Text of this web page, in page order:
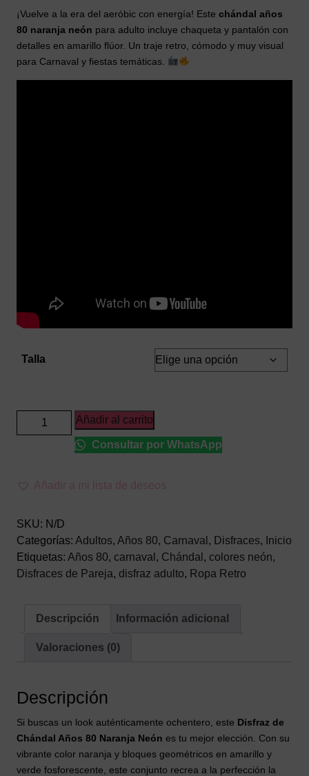
¡Vuelve a la era del aeróbic con energía! Este chándal años
80 naranja neón para adulto incluye chaqueta y pantalón con
detalles en amarillo flúor. Un traje retro, cómodo y muy visual
para Carnaval y fiestas temáticas.
Talla
Chándal
Años
Neón
Disfraz
Retro
Adulto
cantidad
Añadir al carrito
Consultar por WhatsApp
Añadir a mi lista de deseos
SKU: N/D
Categorías: Adultos, Años 80, Carnaval , Disfraces, Inicio
Etiquetas: Años 80, carnaval , Chándal , colores neón,
Disfraces de Pareja, disfraz adulto, Ropa Retro
Descripción Información adicional
Valoraciones (0)
Descripción
Si buscas un look auténticamente ochentero, este Disfraz de
Chándal Años 80 Naranja Neón es tu mejor elección. Con su
vibrante color naranja y bloques geométricos en amarillo y
verde fosforescente, este conjunto recrea a la perfección la